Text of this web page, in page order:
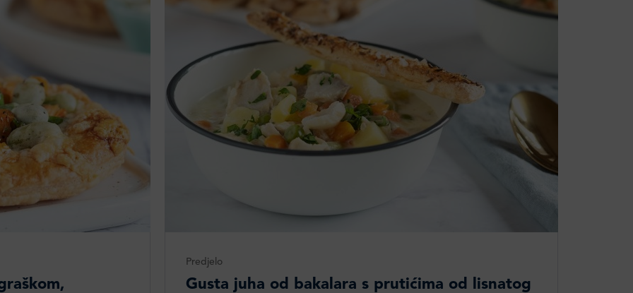
Predjelo
Gusta juha od bakalara s prutićima od lisnatog